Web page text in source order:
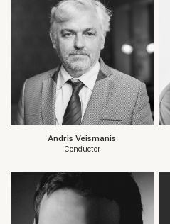
Andris Veismanis
Conductor